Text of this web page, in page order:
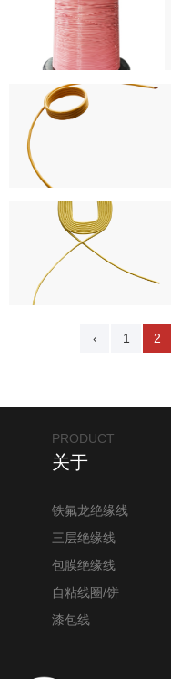
‹ 1 2
PRODUCT
关于
铁氟龙绝缘线
三层绝缘线
包膜绝缘线
自粘线圈/饼
漆包线